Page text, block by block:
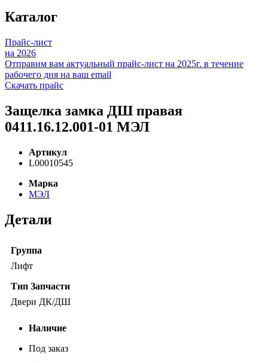
Каталог
Прайс-лист
на 2026
Отправим вам актуальный прайс-лист на 2025г. в течение
рабочего дня на ваш email
Скачать прайс
Защелка замка ДШ правая
0411.16.12.001-01 МЭЛ
Артикул
L00010545
Марка
МЭЛ
Детали
Группа
Лифт
Тип Запчасти
Двери ДК/ДШ
Наличие
Под заказ